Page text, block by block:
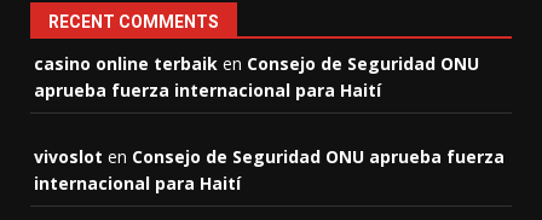
RECENT COMMENTS
casino online terbaik en Consejo de Seguridad ONU
aprueba fuerza internacional para Haití
vivoslot en Consejo de Seguridad ONU aprueba fuerza
internacional para Haití